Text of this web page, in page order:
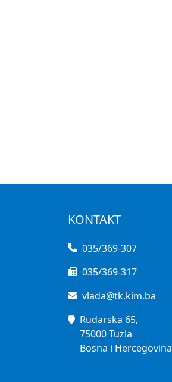
KONTAKT
035/369-307
035/369-317
vlada@tk.kim.ba
Rudarska 65,
75000 Tuzla
Bosna i Hercegovina